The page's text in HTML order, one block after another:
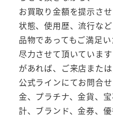
お買取り金額を提示さ
状態、使用歴、流行な
品物であってもご満足
尽力させて頂いていま
があれば、ご来店また
公式ラインにてお問合
金、プラチナ、金貨、
計、ブランド、金券、優